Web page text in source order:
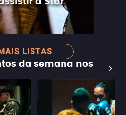
LISTAS
da semana nos